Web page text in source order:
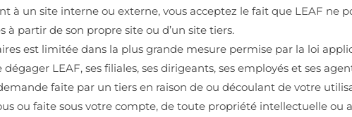
à un site interne ou externe, vous acceptez le fait que LEAF ne
partir de son propre site ou d’un site tiers.
est limitée dans la plus grande mesure permise par la loi
LEAF, ses filiales, ses dirigeants, ses employés et ses
faite par un tiers en raison de ou découlant de votre
ou faite sous votre compte, de toute propriété intellectuelle ou